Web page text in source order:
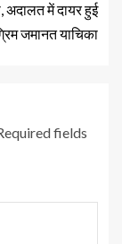
में दायर हुई
जमानत याचिका
fields